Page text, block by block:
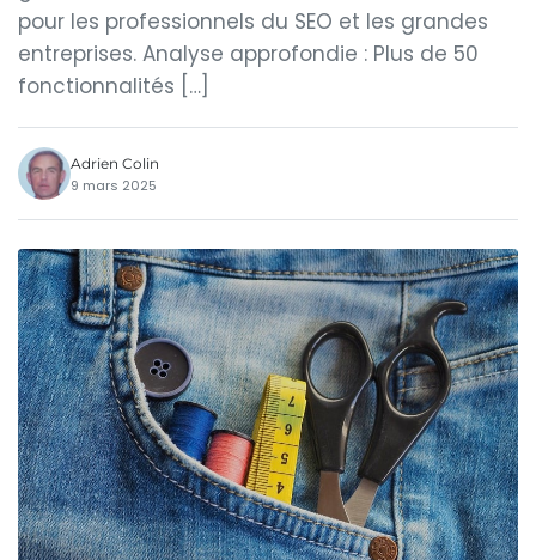
pour les professionnels du SEO et les grandes
entreprises. Analyse approfondie : Plus de 50
fonctionnalités […]
Adrien Colin
9 mars 2025